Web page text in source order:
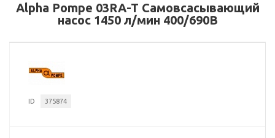
Alpha Pompe 03RA-T Самовсасывающий
насос 1450 л/мин 400/690В
ID 375874